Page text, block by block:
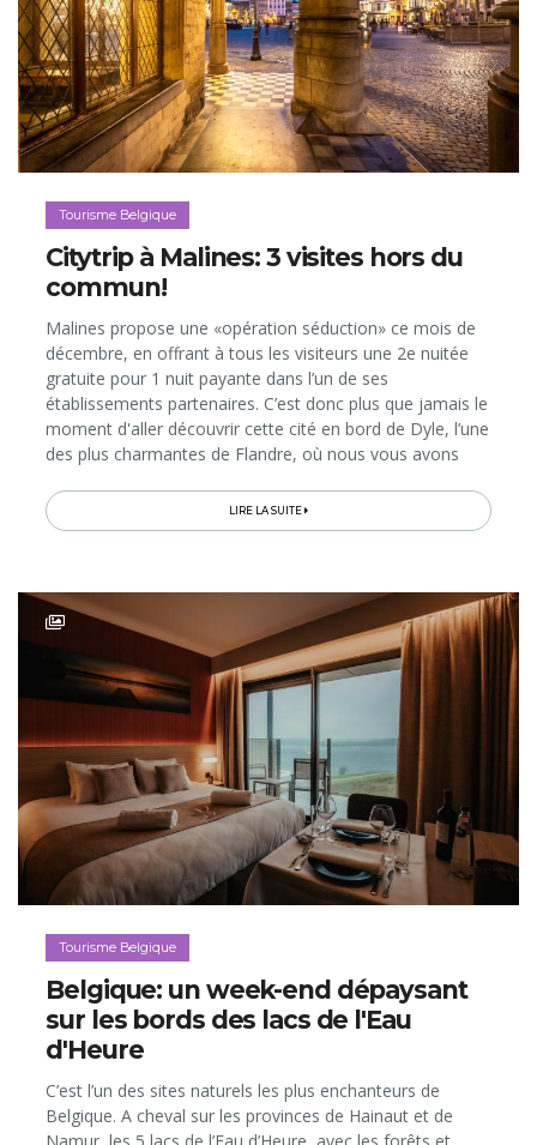
Tourisme Belgique
Citytrip à Malines: 3 visites hors du
commun!
Malines propose une «opération séduction» ce mois de
décembre, en offrant à tous les visiteurs une 2e nuitée
gratuite pour 1 nuit payante dans l’un de ses
établissements partenaires. C’est donc plus que jamais le
moment d'aller découvrir cette cité en bord de Dyle, l’une
des plus charmantes de Flandre, où nous vous avons
voyager à travers...
LIRE LA SUITE
Tourisme Belgique
Belgique: un week-end dépaysant
sur les bords des lacs de l'Eau
d'Heure
C’est l’un des sites naturels les plus enchanteurs de
Belgique. A cheval sur les provinces de Hainaut et de